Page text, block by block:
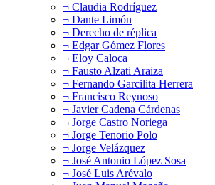
¬ Claudia Rodríguez
¬ Dante Limón
¬ Derecho de réplica
¬ Edgar Gómez Flores
¬ Eloy Caloca
¬ Fausto Alzati Araiza
¬ Fernando Garcilita Herrera
¬ Francisco Reynoso
¬ Javier Cadena Cárdenas
¬ Jorge Castro Noriega
¬ Jorge Tenorio Polo
¬ Jorge Velázquez
¬ José Antonio López Sosa
¬ José Luis Arévalo